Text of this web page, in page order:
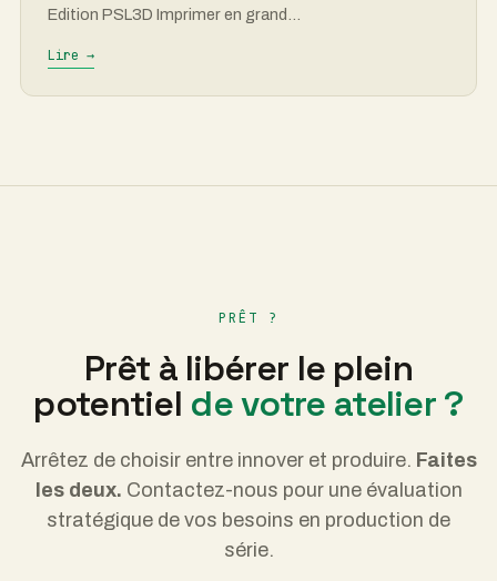
Edition PSL3D Imprimer en grand…
Lire →
PRÊT ?
Prêt à libérer le plein
potentiel de votre atelier ?
Arrêtez de choisir entre innover et produire. Faites
les deux. Contactez-nous pour une évaluation
stratégique de vos besoins en production de
série.